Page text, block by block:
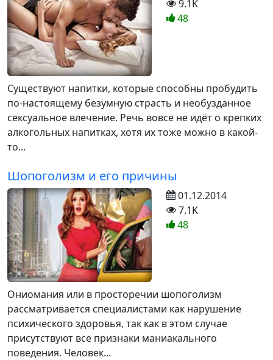
Существуют напитки, которые способны пробудить
по-настоящему безумную страсть и необузданное
сексуальное влечение. Речь вовсе не идёт о крепких
алкогольных напитках, хотя их тоже можно в какой-
то...
9.1K
48
Шопоголизм и его причины
Ониомания или в просторечии шопоголизм
рассматривается специалистами как нарушение
психического здоровья, так как в этом случае
присутствуют все признаки маниакального
поведения. Человек...
01.12.2014
7.1K
48